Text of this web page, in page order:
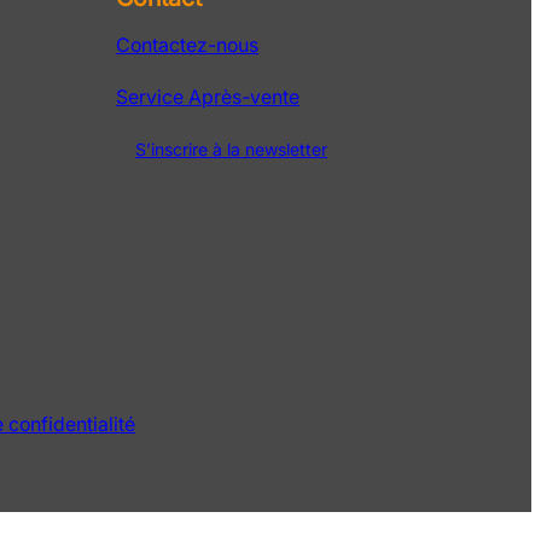
Contactez-nous
Service Après-vente
S’inscrire à la newsletter
confidentialité